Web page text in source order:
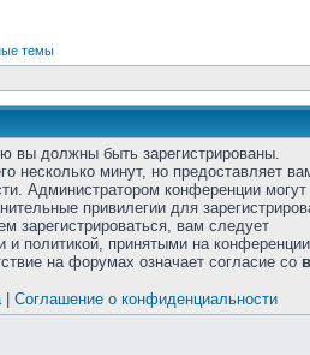
темы
вы должны быть зарегистрированы.
несколько минут, но предоставляет
Администратором конференции
привилегии для
зарегистрироваться, вам следует
и политикой, принятыми на
на форумах означает согласие со
| Соглашение о конфиденциальности